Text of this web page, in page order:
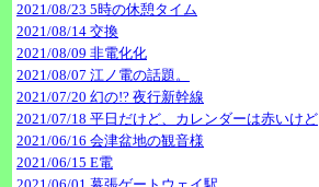
2021/08/23 5時の休憩タイム
2021/08/14 交換
2021/08/09 非電化化
2021/08/07 江ノ電の話題。
2021/07/20 幻の!? 夜行新幹線
2021/07/18 平日だけど、カレンダーは赤いけど
2021/06/16 会津盆地の観音様
2021/06/15 E電